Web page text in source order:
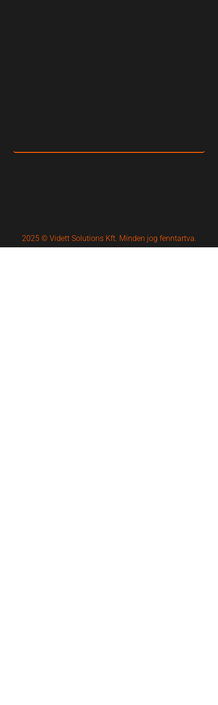
2025 © Vidett Solutions Kft. Minden jog fenntartva.